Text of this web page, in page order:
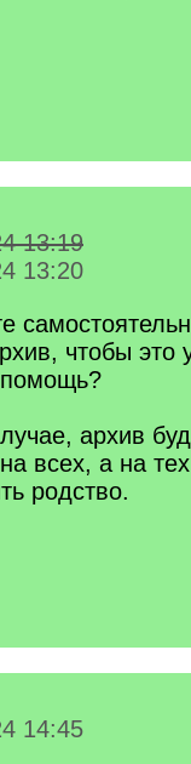
13:19
13:20
чтобы это
помощь?
архив
всех, а на
родство.
14:45